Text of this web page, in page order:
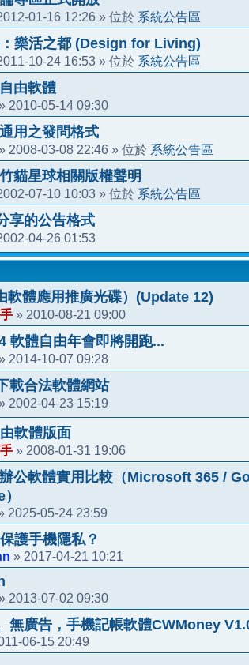
01-16 12:26 » 位於 系統公告區
樂活之都 (Design for Living)
10-24 16:53 » 位於 系統公告區
由軟體
2010-05-14 09:30
用之發問格式
2008-03-08 22:46 » 位於 系統公告區
貓星球相關版權聲明
07-10 10:03 » 位於 系統公告區
享的公告格式
04-26 01:53
軟體應用推廣光碟）(Update 12)
» 2010-08-21 09:00
軟體自由年會即將開跑...
2014-10-07 09:28
載合法軟體網站
2002-04-23 15:19
軟體版面
» 2008-01-31 19:06
公軟體實用比較（Microsoft 365 /
2025-05-24 23:59
護手機隱私？
» 2017-04-21 10:21
2013-07-02 09:30
無廣告，手機記帳軟體CWMoney
06-15 20:49